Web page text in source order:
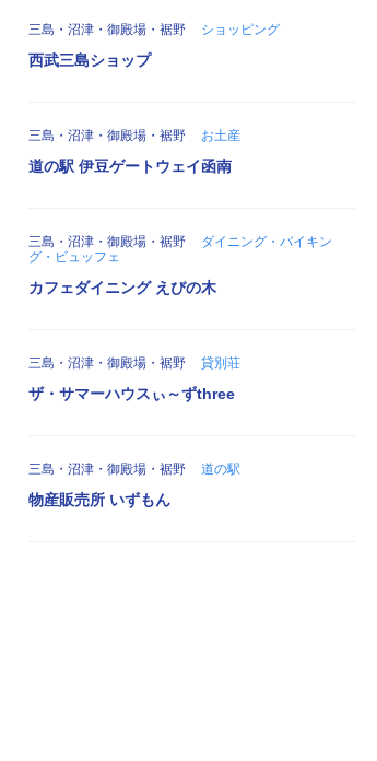
三島・沼津・御殿場・裾野 ショッピング
西武三島ショップ
三島・沼津・御殿場・裾野 お土産
道の駅 伊豆ゲートウェイ函南
三島・沼津・御殿場・裾野
ダイニング・バイキン
グ・ビュッフェ
カフェダイニング えびの木
三島・沼津・御殿場・裾野 貸別荘
ザ・サマーハウスぃ～ずthree
三島・沼津・御殿場・裾野 道の駅
物産販売所 いずもん